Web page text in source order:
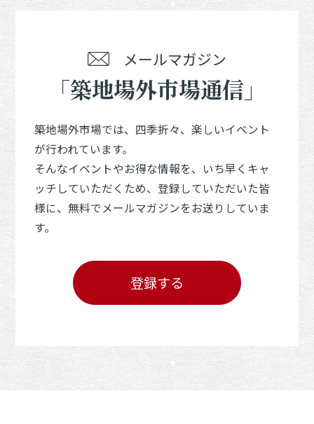
メールマガジン
「築地場外市場通信」
築地場外市場では、四季折々、楽しいイベント
が行われています。
そんなイベントやお得な情報を、いち早くキャ
ッチしていただくため、登録していただいた皆
様に、無料でメールマガジンをお送りしていま
す。
登録する